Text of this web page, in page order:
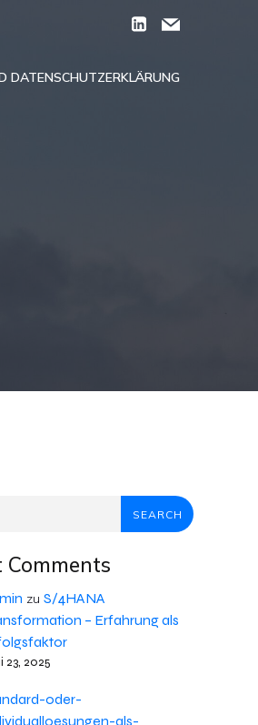
DATENSCHUTZERKLÄRUNG
SEARCH
Comments
zu S/4HANA
– Erfahrung als
23, 2025
oder-
als-